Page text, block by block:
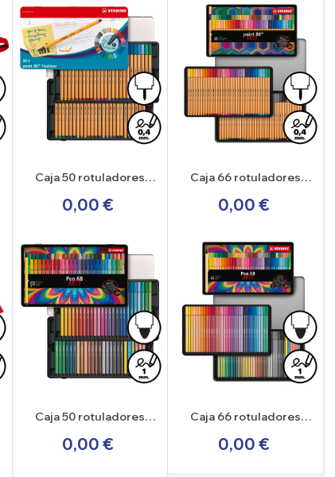
Caja 50 rotuladores
estuche metálico
0,00 €
Caja 66 rotuladores
estuche metálico
0,00 €
Caja 50 rotuladores
estuche metálico
0,00 €
Caja 66 rotuladores
estuche metálico
0,00 €